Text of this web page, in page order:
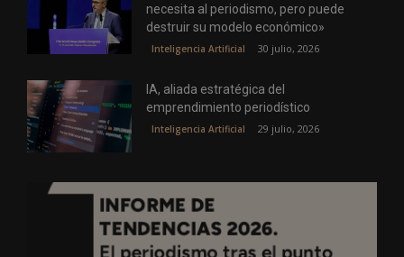
necesita al periodismo, pero puede
destruir su modelo económico»
Inteligencia Artificial 30 julio, 2026
IA, aliada estratégica del
emprendimiento periodístico
Inteligencia Artificial 29 julio, 2026